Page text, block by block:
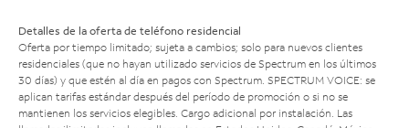
Detalles de la oferta de teléfono residencial
Oferta por tiempo limitado; sujeta a cambios; solo para nuevos clientes
residenciales (que no hayan utilizado servicios de Spectrum en los últimos
30 días) y que estén al día en pagos con Spectrum. SPECTRUM VOICE: se
aplican tarifas estándar después del período de promoción o si no se
mantienen los servicios elegibles. Cargo adicional por instalación. Las